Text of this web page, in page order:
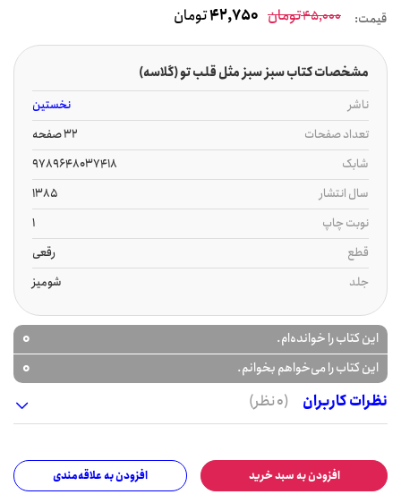
قیمت: 45,000تومان 42,750تومان
مشخصات کتاب سبز سبز مثل قلب تو (گلاسه)
ناشر
نخستین
تعداد صفحات
32 صفحه
شابک
9789648037418
سال انتشار
1385
نوبت چاپ
1
قطع
رقعی
جلد
شومیز
این کتاب را خوانده‌ام. 0
این کتاب را می‌خواهم بخوانم.
0
نظرات کاربران
(0 نظر)
افزودن به سبد خرید افزودن به علاقه‌مندی